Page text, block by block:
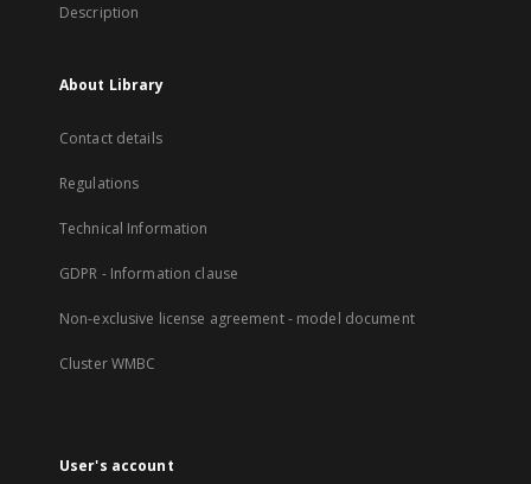
Description
About Library
Contact details
Regulations
Technical Information
GDPR - Information clause
Non-exclusive license agreement - model document
Cluster WMBC
User's account